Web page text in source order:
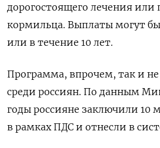
дорогостоящего лечения или
кормильца. Выплаты могут
или в течение 10 лет.
Программа, впрочем, так и
среди россиян. По данным
годы россияне заключили 10
в рамках ПДС и отнесли в